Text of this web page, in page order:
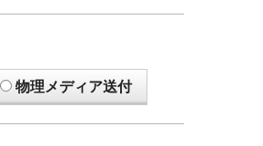
物理メディア送付